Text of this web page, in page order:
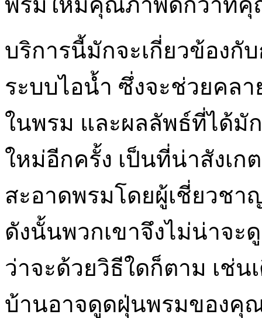
พรมให้มีคุณภาพดีกว่าที่คุ
บริการนี้มักจะเกี่ยวข้องกั
ระบบไอน้ำ ซึ่งจะช่วยคล
ในพรม และผลลัพธ์ที่ได้มั
ใหม่อีกครั้ง เป็นที่น่าสังเก
สะอาดพรมโดยผู้เชี่ยวช
ดังนั้นพวกเขาจึงไม่น่าจะ
ว่าจะด้วยวิธีใดก็ตาม เช่
บ้านอาจดูดฝุ่นพรมของคุ